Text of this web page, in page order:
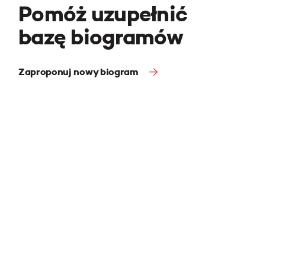
Pomóż uzupełnić
bazę biogramów
Zaproponuj nowy biogram